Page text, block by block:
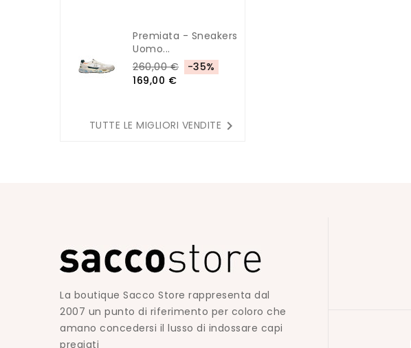
Premiata - Sneakers
Uomo...
260,00 €
-35%
169,00 €
TUTTE LE MIGLIORI VENDITE 
La boutique Sacco Store rappresenta dal
2007 un punto di riferimento per coloro che
amano concedersi il lusso di indossare capi
pregiati